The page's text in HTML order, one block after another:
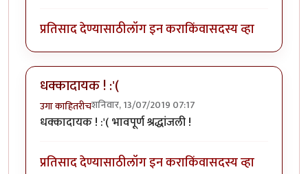
प्रतिसाद देण्यासाठीलॉग इन कराकिंवासदस्य व्हा
धक्कादायक ! :'(
उगा काहितरीचशनिवार, 13/07/2019 07:17
धक्कादायक ! :'( भावपूर्ण श्रद्धांजली !
प्रतिसाद देण्यासाठीलॉग इन कराकिंवासदस्य व्हा